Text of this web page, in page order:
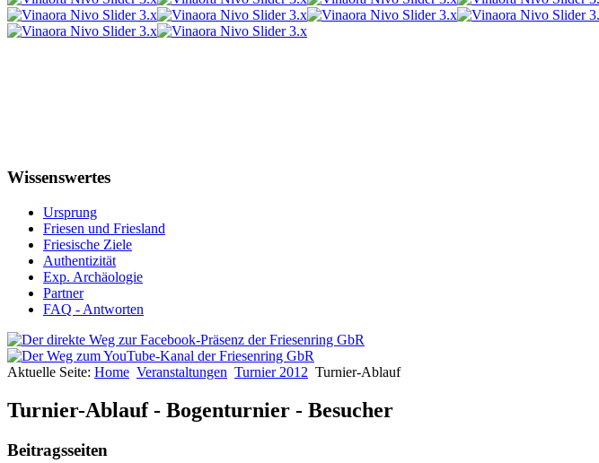
Wissenswertes
Ursprung
Friesen und Friesland
Friesische Ziele
Authentizität
Exp. Archäologie
Partner
FAQ - Antworten
Aktuelle Seite: Home Veranstaltungen Turnier 2012 Turnier-Ablauf
Turnier-Ablauf - Bogenturnier - Besucher
Beitragsseiten